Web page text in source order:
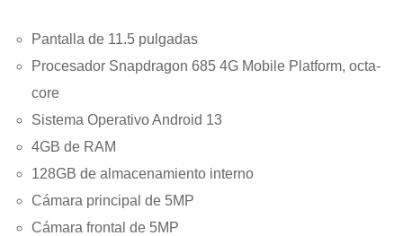
Pantalla de 11.5 pulgadas
Procesador Snapdragon 685 4G Mobile Platform, octa-
core
Sistema Operativo Android 13
4GB de RAM
128GB de almacenamiento interno
Cámara principal de 5MP
Cámara frontal de 5MP